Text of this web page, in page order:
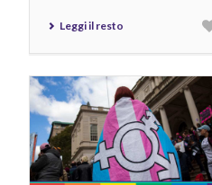
Leggi il resto